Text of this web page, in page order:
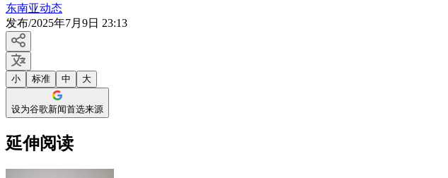
东南亚动态
发布/2025年7月9日 23:13
小 标准 中 大
设为谷歌新闻首选来源
延伸阅读